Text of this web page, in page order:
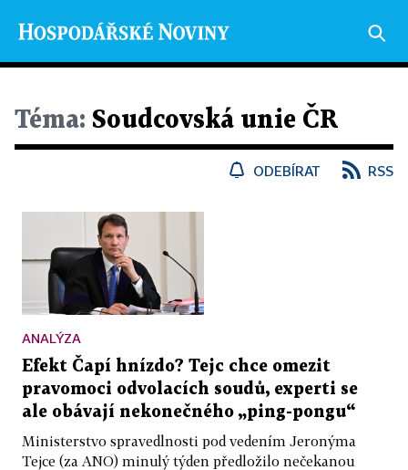
Téma: Soudcovská unie ČR
ODEBÍRAT RSS
ANALÝZA
Efekt Čapí hnízdo? Tejc chce omezit
pravomoci odvolacích soudů, experti se
ale obávají nekonečného „ping-pongu“
Ministerstvo spravedlnosti pod vedením Jeronýma
Tejce (za ANO) minulý týden předložilo nečekanou